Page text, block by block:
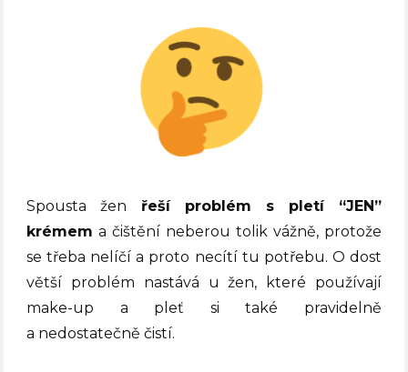
Spousta žen řeší problém s pletí “JEN”
krémem a čištění neberou tolik vážně, protože
se třeba nelíčí a proto necítí tu potřebu. O dost
větší problém nastává u žen, které používají
make-up a pleť si také pravidelně
a nedostatečně čistí.